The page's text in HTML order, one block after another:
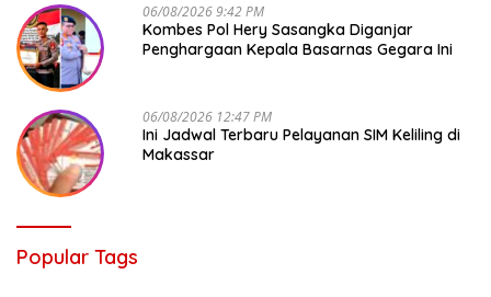
06/08/2026 9:42 PM
Kombes Pol Hery Sasangka Diganjar
Penghargaan Kepala Basarnas Gegara Ini
06/08/2026 12:47 PM
Ini Jadwal Terbaru Pelayanan SIM Keliling di
Makassar
Popular Tags